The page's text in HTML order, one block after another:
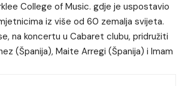
College of Music. gdje je uspostavio
iz više od 60 zemalja svijeta.
na koncertu u Cabaret clubu, pridružiti
(Španija), Maite Arregi (Španija) i Imam